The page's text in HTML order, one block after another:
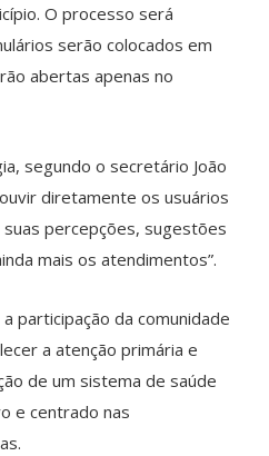
O processo será
serão colocados em
abertas apenas no
segundo o secretário João
diretamente os usuários
percepções, sugestões
mais os atendimentos”.
participação da comunidade
a atenção primária e
de um sistema de saúde
e centrado nas